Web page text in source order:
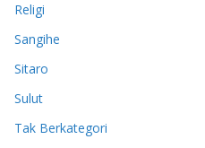
Religi
Sangihe
Sitaro
Sulut
Tak Berkategori